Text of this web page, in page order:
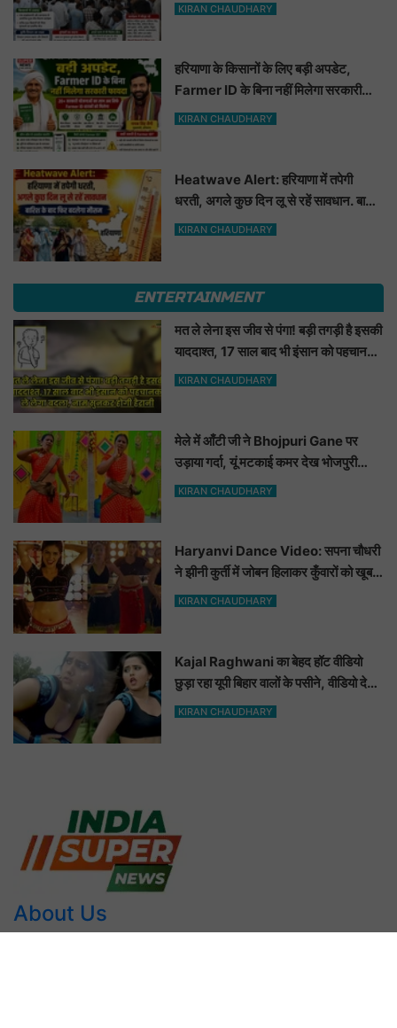
KIRAN CHAUDHARY
हरियाणा के किसानों के लिए बड़ी अपडेट,
Farmer ID के बिना नहीं मिलेगा सरकारी
फायदा
KIRAN CHAUDHARY
Heatwave Alert: हरियाणा में तपेगी
धरती, अगले कुछ दिन लू से रहें सावधान. बारिश
के बाद फिर बदलेगा मौसम
KIRAN CHAUDHARY
ENTERTAINMENT
मत ले लेना इस जीव से पंगा! बड़ी तगड़ी है इसकी
याददाश्त, 17 साल बाद भी इंसान को पहचानकर
ले लेगा बदला, नाम सुनकर होगी हैरानी...
KIRAN CHAUDHARY
मेले में आँटी जी ने Bhojpuri Gane पर
उड़ाया गर्दा, यूं मटकाई कमर देख भोजपुरी
हसीनाएं भी शरमाई a
KIRAN CHAUDHARY
Haryanvi Dance Video: सपना चौधरी
ने झीनी कुर्ती में जोबन हिलाकर कुँवारों को खूब
ललचाया, यूट्यूब पर छाया Hot Dance
KIRAN CHAUDHARY
Kajal Raghwani का बेहद हॉट वीडियो
छुड़ा रहा यूपी बिहार वालों के पसीने, वीडियो देख
आप भी हो जाओगे बेकाबू
KIRAN CHAUDHARY
About Us